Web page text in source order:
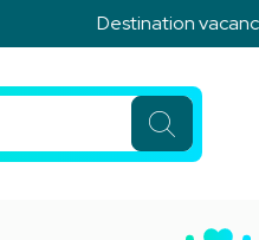
Destination vacances !
votre service